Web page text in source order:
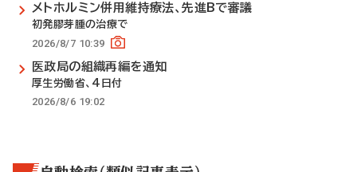
メトホルミン併用維持療法、先進Bで審議
初発膠芽腫の治療で
2026/8/7 10:39
医政局の組織再編を通知
厚生労働省、4日付
2026/8/6 19:02